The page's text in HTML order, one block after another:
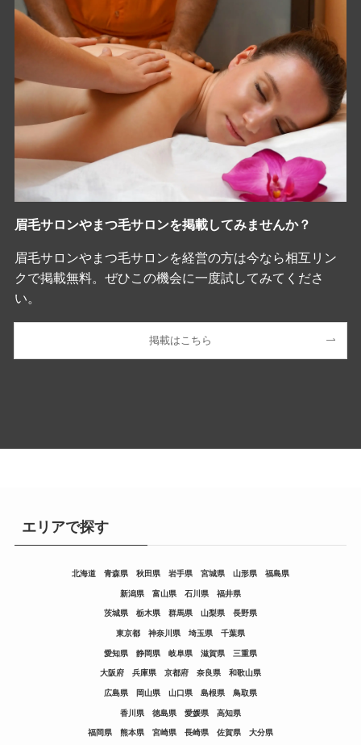
眉毛サロンやまつ毛サロンを掲載してみませんか？
眉毛サロンやまつ毛サロンを経営の方は今なら相互リン
クで掲載無料。ぜひこの機会に一度試してみてくださ
い。
掲載はこちら
エリアで探す
北海道 青森県 秋田県 岩手県 宮城県 山形県 福島県
新潟県 富山県 石川県 福井県
茨城県 栃木県 群馬県 山梨県 長野県
東京都 神奈川県 埼玉県 千葉県
愛知県 静岡県 岐阜県 滋賀県 三重県
大阪府 兵庫県 京都府 奈良県 和歌山県
広島県 岡山県 山口県 島根県 鳥取県
香川県 徳島県 愛媛県 高知県
福岡県 熊本県 宮崎県 長崎県 佐賀県 大分県